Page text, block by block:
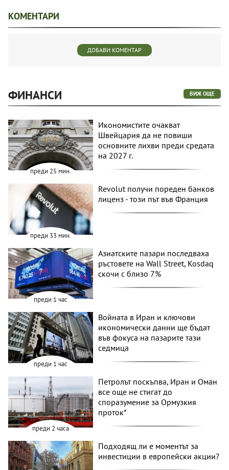
КОМЕНТАРИ
ДОБАВИ КОМЕНТАР
ФИНАНСИ ВИЖ ОЩЕ
преди 25 мин.
Икономистите очакват
Швейцария да не повиши
основните лихви преди средата
на 2027 г.
преди 33 мин.
Revolut получи пореден банков
лиценз - този път във Франция
преди 1 час
Азиатските пазари последваха
ръстовете на Wall Street, Kosdaq
скочи с близо 7%
преди 1 час
Войната в Иран и ключови
икономически данни ще бъдат
във фокуса на пазарите тази
седмица
преди 2 часа
Петролът поскъпва, Иран и Оман
все още не стигат до
споразумение за Ормузкия
проток*
Подходящ ли е моментът за
инвестиции в европейски акции?